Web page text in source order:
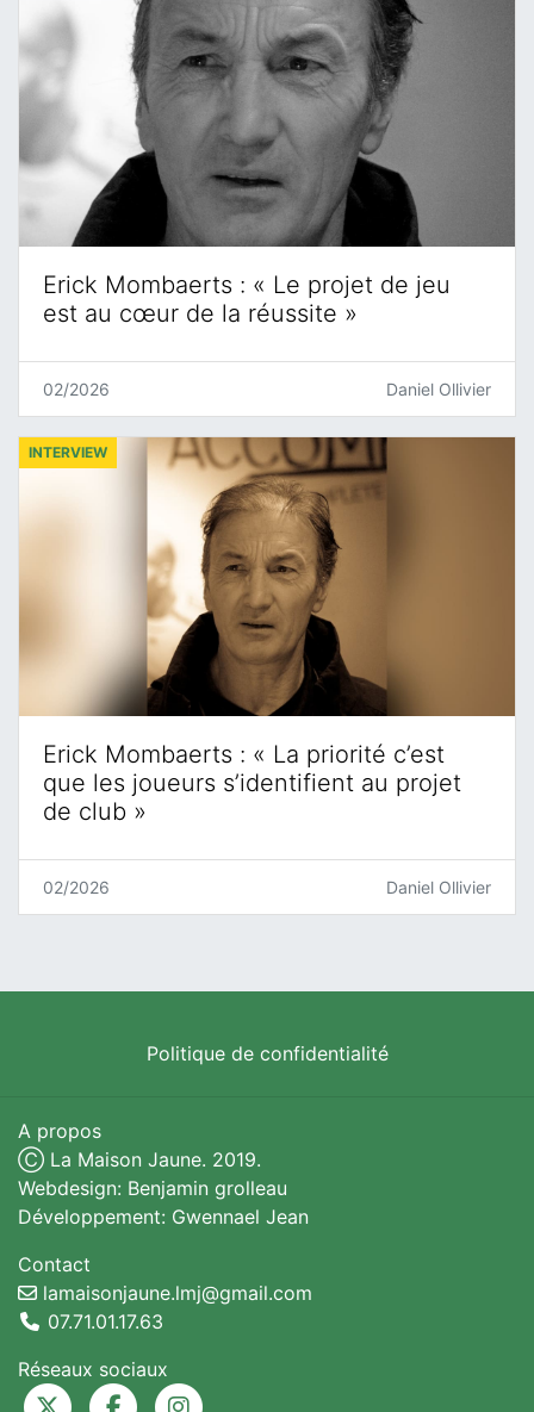
Erick Mombaerts : « Le projet de jeu
est au cœur de la réussite »
02/2026 Daniel Ollivier
Erick Mombaerts : « La priorité c’est
que les joueurs s’identifient au projet
de club »
INTERVIEW
02/2026 Daniel Ollivier
Politique de confidentialité
A propos
Ⓒ La Maison Jaune. 2019.
Webdesign: Benjamin grolleau
Développement: Gwennael Jean
Contact
lamaisonjaune.lmj@gmail.com
07.71.01.17.63
Réseaux sociaux